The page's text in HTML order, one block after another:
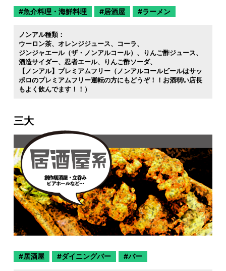
魚介料理・海鮮料理 居酒屋 ラーメン
ノンアル種類：
ウーロン茶
オレンジジュース
コーラ
ジンジャエール（ザ・ノンアルコール）
りんご酢ジュース
酒造サイダー
忍者エール
りんご酢ソーダ
【ノンアル】プレミアムフリー（ノンアルコールビールはサッ
ポロのプレミアムフリー運転の方にもどうぞ！！お酒弱い店長
もよく飲んでます！！）
三大
居酒屋 ダイニングバー バー